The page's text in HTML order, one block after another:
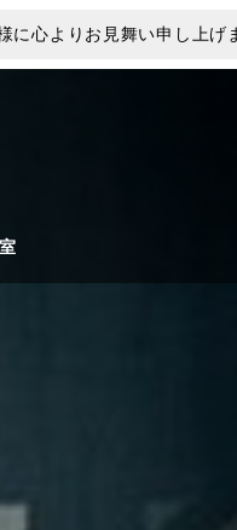
に心よりお見舞い申し上げ